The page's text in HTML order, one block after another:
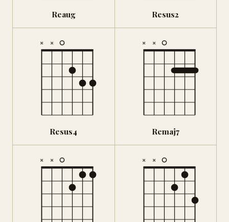
Reaug Resus2
× ×
Resus4
× ×
Remaj7
× × × ×